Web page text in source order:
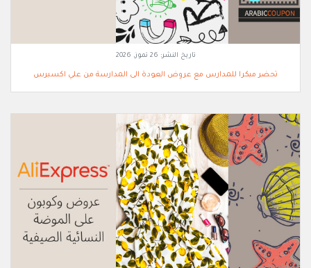
تاريخ النشر: 26 تموز, 2026
تحضر مبكرا للمدارس مع عروض العودة الى المدارسة من علي اكسبرس